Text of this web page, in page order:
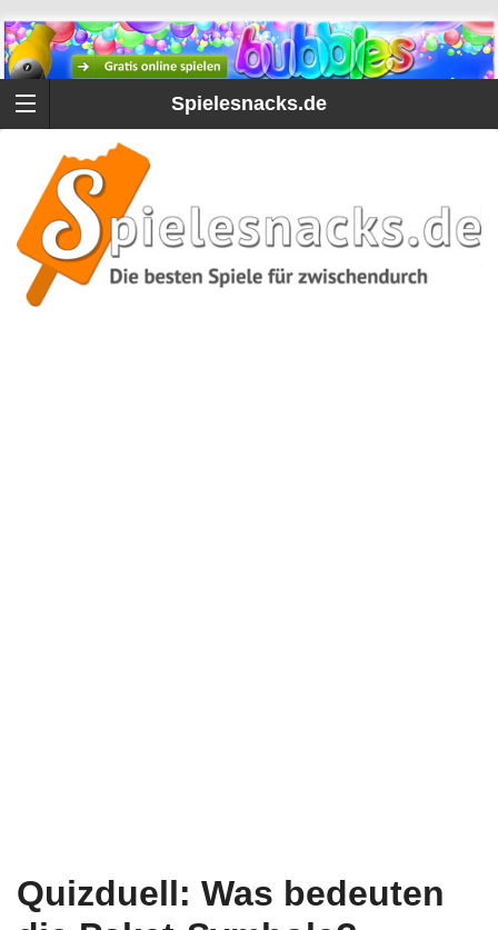
Spielesnacks.de
Quizduell: Was bedeuten